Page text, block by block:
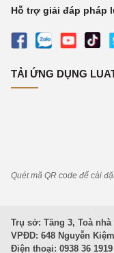
Hỗ trợ giải đáp pháp
TẢI ỨNG DỤNG
Quét mã QR code để cài
Trụ sở: Tầng 3, Toà nhà
VPĐD: 648 Nguyễn
Điện thoại: 0938 36